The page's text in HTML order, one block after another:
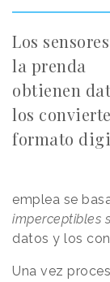
Los
la prenda
obtienen
los
formato
emplea se
imperceptibles
datos y los
Una vez